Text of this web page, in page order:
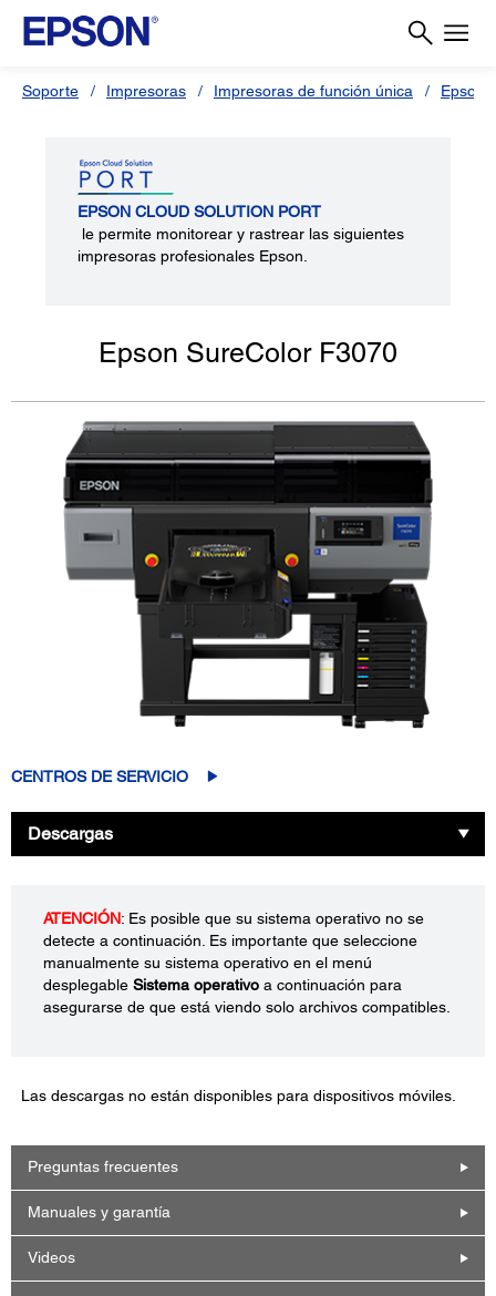
Soporte Impresoras Impresoras de función única Epson
EPSON CLOUD SOLUTION PORT
le permite monitorear y rastrear las siguientes
impresoras profesionales Epson.
Epson SureColor F3070
CENTROS DE SERVICIO
Descargas
ATENCIÓN: Es posible que su sistema operativo no se
detecte a continuación. Es importante que seleccione
manualmente su sistema operativo en el menú
desplegable Sistema operativo a continuación para
asegurarse de que está viendo solo archivos compatibles.
Las descargas no están disponibles para dispositivos móviles.
Preguntas frecuentes
Manuales y garantía
Videos